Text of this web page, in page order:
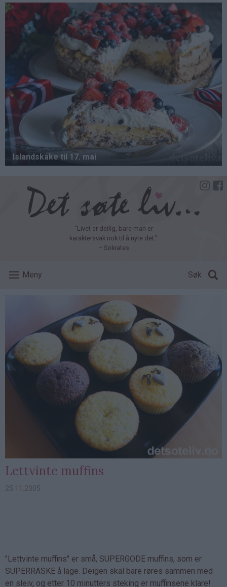
Hopp
hovedinnhold
"Livet er deilig, bare man er
karaktersvak nok til å nyte det."
– Sokrates
Meny Søk
Lettvinte muffins
25.11.2005
"Lettvinte muffins" er små, SUPERGODE muffins, som er
SUPERRASKE å lage. Deigen skal bare røres sammen med
en sleiv, og etter 10 minutters steking er muffinsene klare!